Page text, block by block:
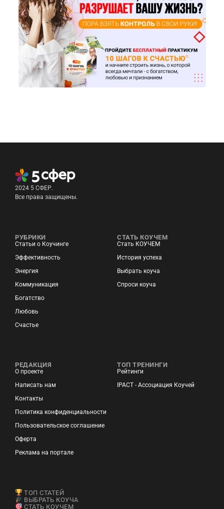
2024 5 СФЕР.
Все права защищены.
РУБРИКИ
Статьи о Коучинге
Эффективность
Энергия
Коммуникация
Богатство
Любовь
Счастье
СТАТЬ КОУЧЕМ
Стать КОУЧЕМ
История успеха
Выбрать коуча
Спроси коуча
РЕДАКЦИЯ
О проекте
Написать нам
Контакты
Политика конфиденциальности
Пользовательское соглашение
Оферта
Реклама на портале
ТОП ТРЕНИНГИ
Рейтинги
IPACT - Ассоциация Коучей
ТОП СТАТЕЙ
ВЫБРАТЬ КОУЧА
СТАТЬ КОУЧЕМ